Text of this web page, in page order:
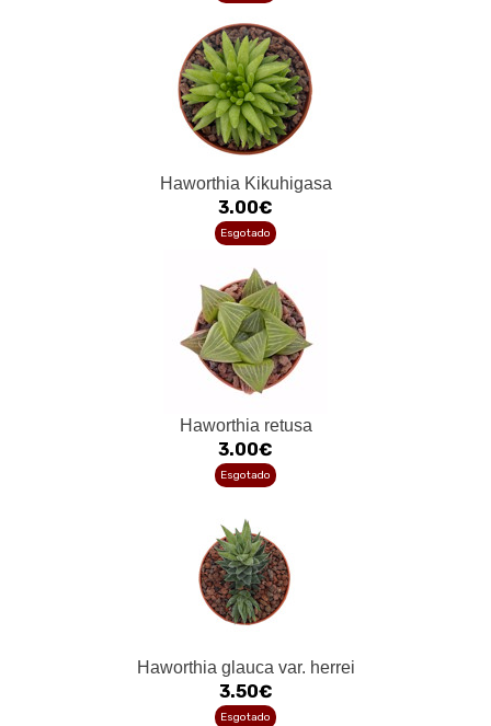
Haworthia Kikuhigasa
3.00€
Esgotado
Haworthia retusa
3.00€
Esgotado
Haworthia glauca var. herrei
3.50€
Esgotado